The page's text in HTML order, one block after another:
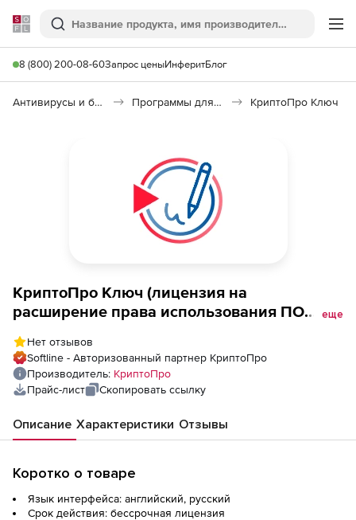
Softline
Поиск
8 (800) 200-08-60Запрос ценыИнферитБлог
Антивирусы и безопасность Программы для защиты информации КриптоПро Ключ
КриптоПро Ключ (лицензия на
расширение права использования ПО
приложений для версии 1.0), на 100
пользователей
еще
Нет отзывов
Softline - Авторизованный партнер КриптоПро
Производитель: КриптоПро
Прайс-лист
Скопировать ссылку
Описание Характеристики Отзывы
Коротко о товаре
Язык интерфейса: английский, русский
Срок действия: бессрочная лицензия